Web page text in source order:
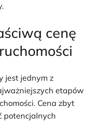
cenę
jest jednym z
etapów
Cena zbyt
potencjalnych